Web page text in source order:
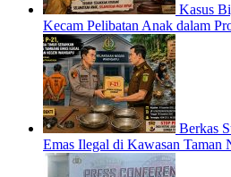
Kasus
Kecam Pelibatan Anak dalam
Berkas
Emas Ilegal di Kawasan